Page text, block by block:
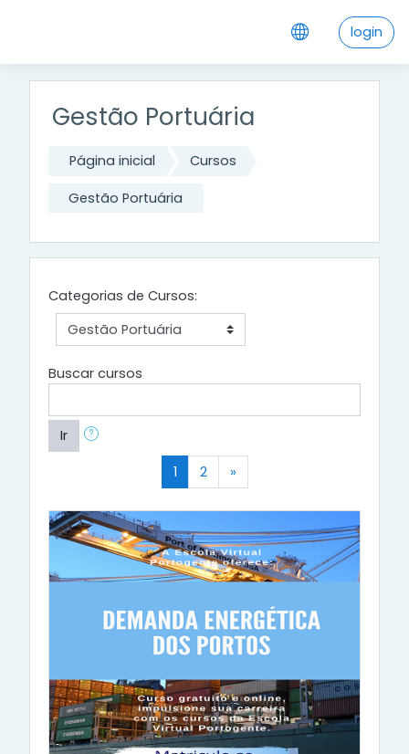
login
Gestão Portuária
Página inicial Cursos
Gestão Portuária
Categorias de Cursos:
Buscar cursos
Ir
1(atual)
2 »Próximo